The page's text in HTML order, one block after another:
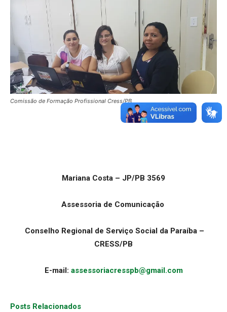
Comissão de Formação Profissional Cress/PB
Mariana Costa – JP/PB 3569
Assessoria de Comunicação
Conselho Regional de Serviço Social da Paraíba –
CRESS/PB
E-mail: assessoriacresspb@gmail.com
Posts Relacionados